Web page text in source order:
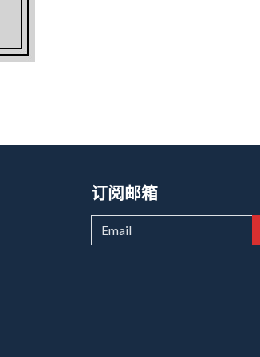
订阅邮箱